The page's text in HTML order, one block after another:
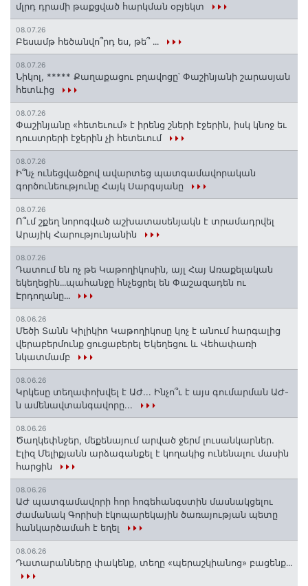
մլրդ դրամի թաքցված հարկման օբյեկտ
08.07.26
Բեսամթ հեծանվո՞րդ ես, թե՞ ․․․
08.07.26
Նիկոլ, ***** Քաղաքացու բղավոցը՝ Փաշինյանի շարասյան
հետևից
08.07.26
Փաշինյանը «հետեւում» է իրենց շների էջերին, իսկ կնոջ եւ
դուստրերի էջերին չի հետեւում
08.07.26
Ի՞նչ ունեցվածքով ավարտեց պատգամավորական
գործունեությունը Հայկ Սարգսյանը
08.07.26
Ո՞ւմ շքեղ նորոգված աշխատասենյակն է տրամադրվել
Արայիկ Հարությունյանին
08.07.26
Դատում են ոչ թե Կաթողիկոսին, այլ Հայ Առաքելական
եկեղեցին․․․պահանջը հնչեցրել են Փաշազադեն ու
Էրդողանը․․․
08.06.26
Մեծի Տանն Կիլիկիո Կաթողիկոսը կոչ է անում հարգալից
վերաբերմունք ցուցաբերել Եկեղեցու և Վեհափառի
նկատմամբ
08.06.26
Կրկեսը տեղափոխվել է ԱԺ... Ինչո՞ւ է այս գումարման ԱԺ-
ն ամենավտանգավորը...
08.06.26
Ծաղկեփնջեր, մեքենայում արված ջերմ լուսանկարներ.
Էլիզ Մելիքյանն արձագանքել է կողակից ունենալու մասին
հարցին
08.06.26
ԱԺ պատգամավորի հոր հոգեհանգստին մասնակցելու
ժամանակ Գորիսի էկոպարեկային ծառայության պետը
հանկարծամահ է եղել
08.06.26
Դատարանները փակենք, տեղը «պերաշկիանոց» բացենք․․․